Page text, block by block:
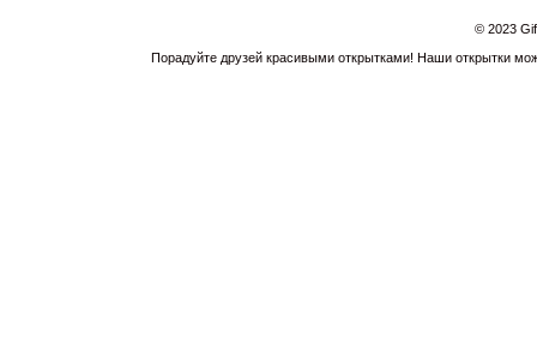
© 2023
Порадуйте друзей красивыми открытками! Наши открытки